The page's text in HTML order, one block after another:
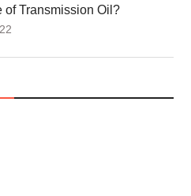
of Transmission Oil?